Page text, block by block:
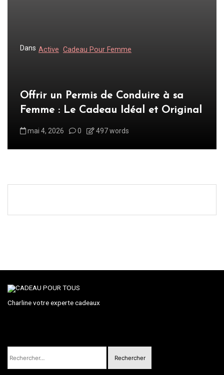
Dans Active Cadeau Pour Femme
Offrir un Permis de Conduire à sa
Femme : Le Cadeau Idéal et Original
mai 4, 2026 0 497 words
Charline votre experte cadeaux
Rechercher :